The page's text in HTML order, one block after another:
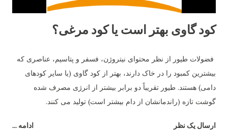
کود گاوی بهتر است یا کود مرغی؟
فضولات طیور از نظر محتوای نیتروژن، فسفر و پتاسیم، عناصری که
بیشترین کمبود را در خاک دارند، بهتر از کود گاوی (یا سایر کودهای
دامی) هستند. طیور تقریباً دو برابر بیشتر از انرژی مصرف شده
گوشت تازه (راندمانشان از دام بیشتر است) تولید می کنند.
ارسال یک نظر ادامه ...